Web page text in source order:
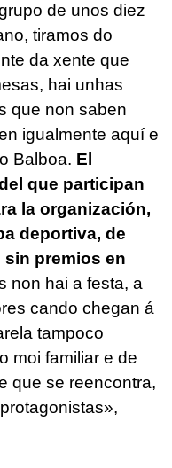
de unos diez
tiramos do
da xente que
hai unhas
que non saben
igualmente aquí e
Balboa. El
que participan
la organización,
deportiva, de
premios en
non hai a festa, a
cando chegan á
tampoco
moi familiar e de
que se reencontra,
,